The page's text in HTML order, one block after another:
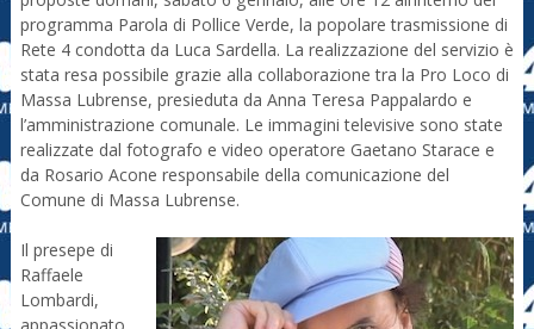
programma Parola di Pollice Verde, la popolare trasmissione di
Rete 4 condotta da Luca Sardella. La realizzazione del servizio è
stata resa possibile grazie alla collaborazione tra la Pro Loco di
Massa Lubrense, presieduta da Anna Teresa Pappalardo e
l’amministrazione comunale. Le immagini televisive sono state
realizzate dal fotografo e video operatore Gaetano Starace e
da Rosario Acone responsabile della comunicazione del
Comune di Massa Lubrense.
Il presepe di
Raffaele
Lombardi,